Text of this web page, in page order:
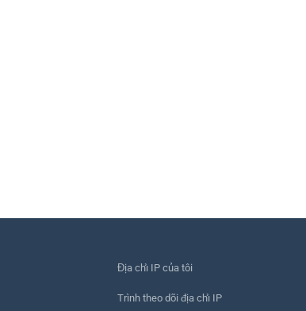
Địa chỉ IP của tôi
Trình theo dõi địa chỉ IP